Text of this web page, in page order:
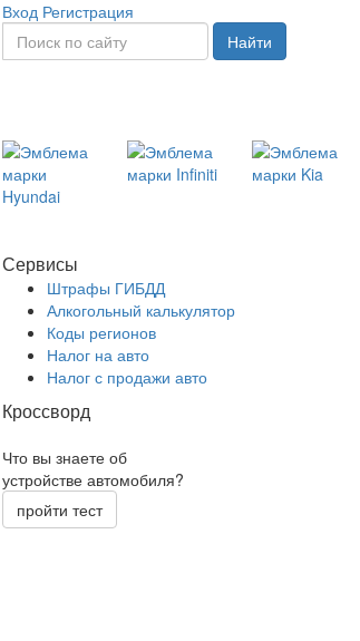
Вход Регистрация
Найти
Сервисы
Штрафы ГИБДД
Алкогольный калькулятор
Коды регионов
Налог на авто
Налог с продажи авто
Кроссворд
Что вы знаете об
устройстве автомобиля?
пройти тест